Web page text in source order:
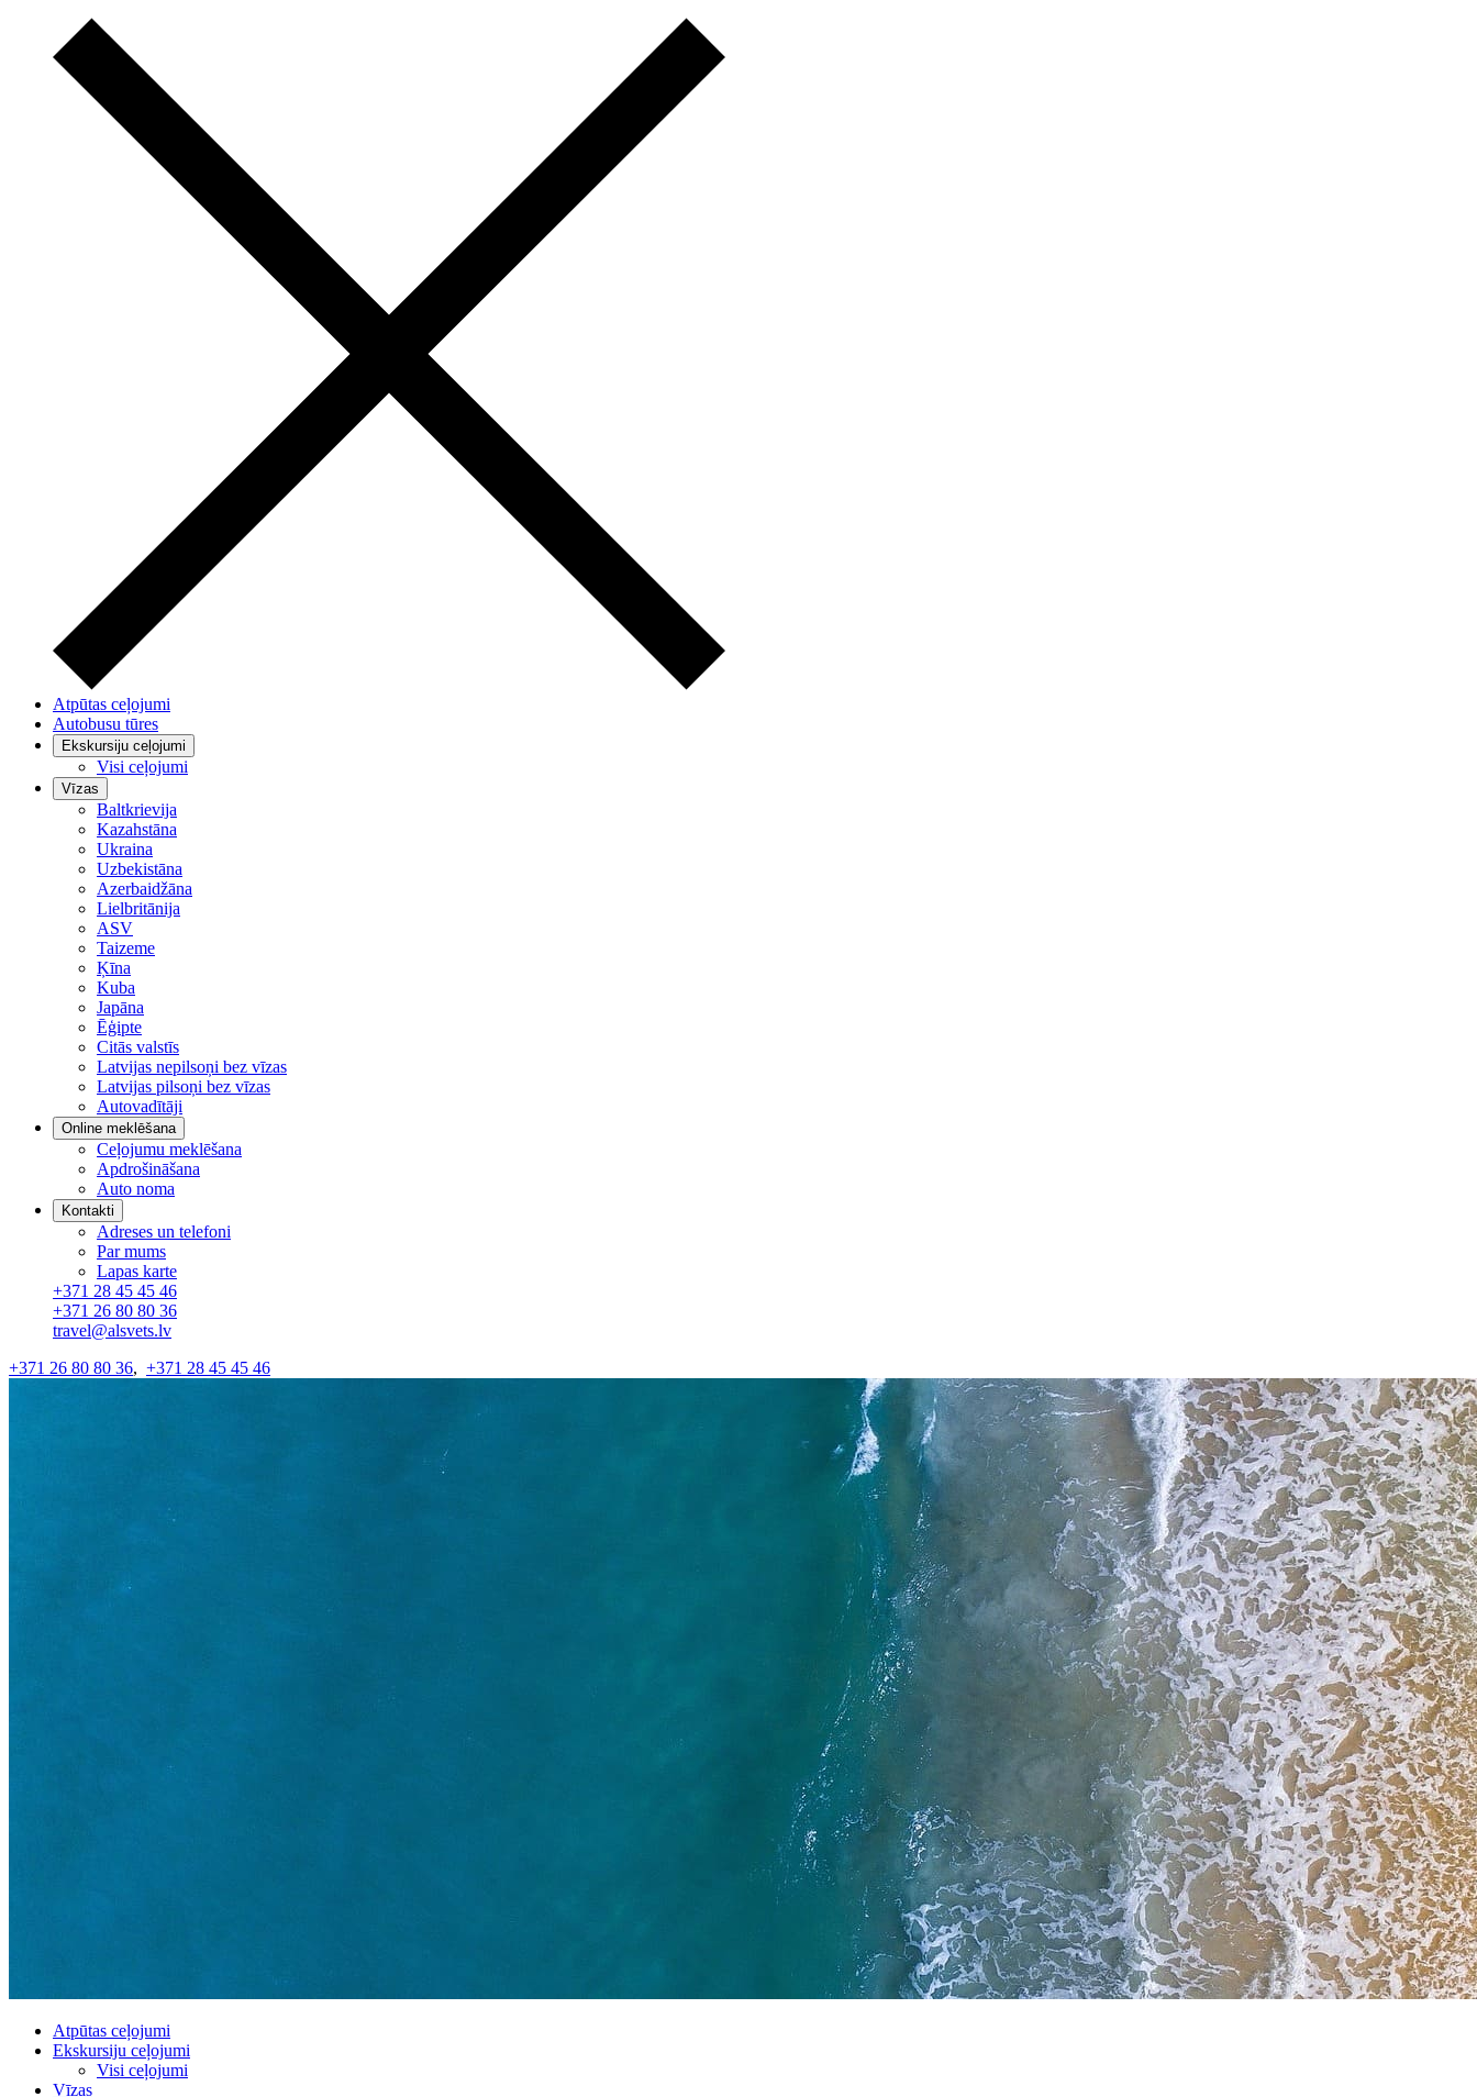
Atpūtas ceļojumi
Autobusu tūres
Ekskursiju ceļojumi
Visi ceļojumi
Vīzas
Baltkrievija
Kazahstāna
Ukraina
Uzbekistāna
Azerbaidžāna
Lielbritānija
ASV
Taizeme
Ķīna
Kuba
Japāna
Ēģipte
Citās valstīs
Latvijas nepilsoņi bez vīzas
Latvijas pilsoņi bez vīzas
Autovadītāji
Online meklēšana
Ceļojumu meklēšana
Apdrošināšana
Auto noma
Kontakti
Adreses un telefoni
Par mums
Lapas karte
+371 28 45 45 46
+371 26 80 80 36
travel@alsvets.lv
+371 26 80 80 36, +371 28 45 45 46
Atpūtas ceļojumi
Ekskursiju ceļojumi
Visi ceļojumi
Vīzas